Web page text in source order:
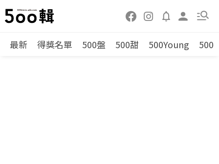
最新 得獎名單 500盤 500甜 500Young 500